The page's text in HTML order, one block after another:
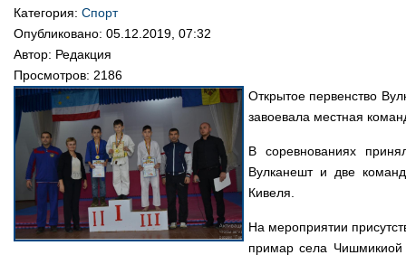
Категория: Спорт
Опубликовано: 05.12.2019, 07:32
Автор: Редакция
Просмотров: 2186
Открытое первенство
завоевала местная
В соревнованиях
Вулканешт и две
Кивеля.
На мероприятии
примар села